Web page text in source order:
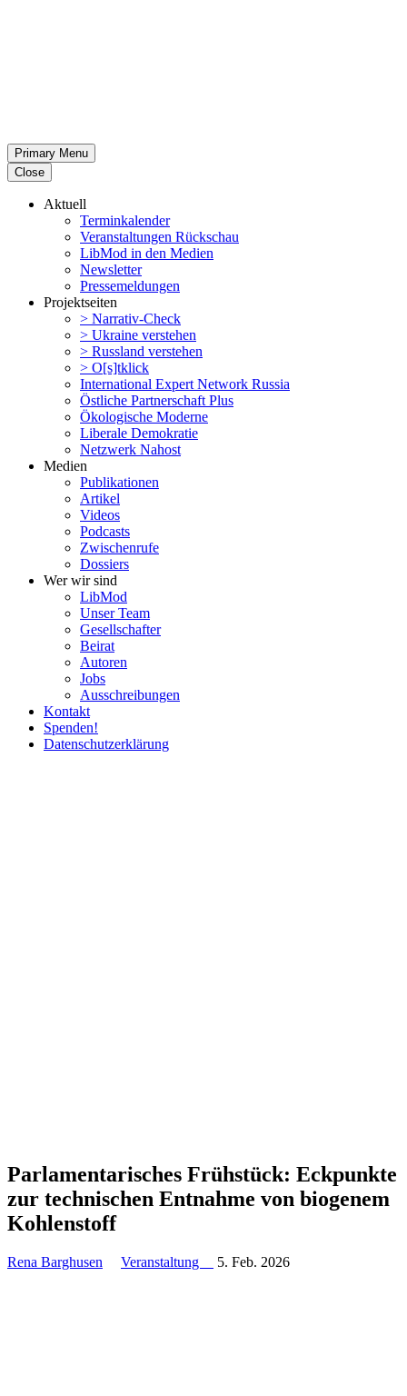
Primary Menu
Close
Aktuell
Termin­ka­lender
Veran­stal­tungen Rückschau
LibMod in den Medien
Newsletter
Presse­mel­dungen
Projekt­seiten
> Narrativ-Check
> Ukraine verstehen
> Russland verstehen
> O[s]tklick
Inter­na­tional Expert Network Russia
Östliche Partner­schaft Plus
Ökolo­gische Moderne
Liberale Demokratie
Netzwerk Nahost
Medien
Publi­ka­tionen
Artikel
Videos
Podcasts
Zwischenrufe
Dossiers
Wer wir sind
LibMod
Unser Team
Gesell­schafter
Beirat
Autoren
Jobs
Ausschrei­bungen
Kontakt
Spenden!
Daten­schutz­er­klärung
Parla­men­ta­ri­sches Frühstück: Eckpunkte
zur techni­schen Entnahme von biogenem
Kohlenstoff
Rena Barghusen Veranstaltung 5. Feb. 2026